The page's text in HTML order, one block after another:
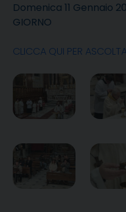
Domenica 11 Gennaio
GIORNO
CLICCA QUI PER